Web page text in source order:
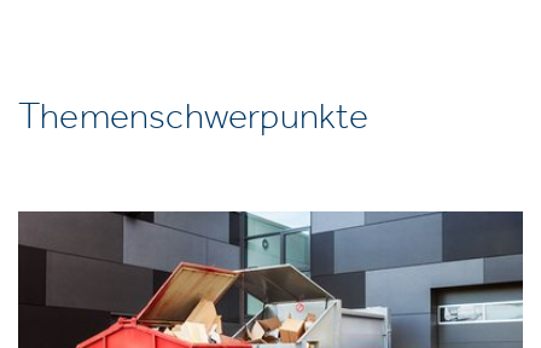
Themenschwerpunkte